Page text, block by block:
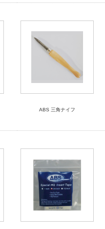
ABS 三角ナイフ